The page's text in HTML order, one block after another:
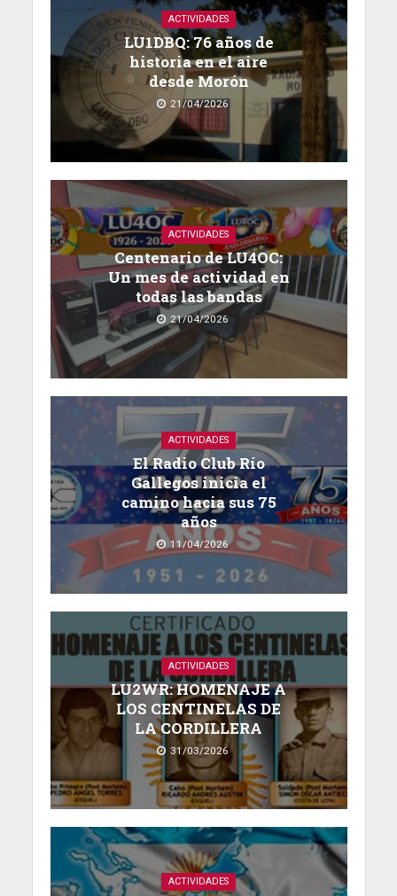
ACTIVIDADES
LU1DBQ: 76 años de
historia en el aire
desde Morón
21/04/2026
ACTIVIDADES
Centenario de LU4OC:
Un mes de actividad en
todas las bandas
21/04/2026
ACTIVIDADES
El Radio Club Río
Gallegos inicia el
camino hacia sus 75
años
11/04/2026
ACTIVIDADES
LU2WR: HOMENAJE A
LOS CENTINELAS DE
LA CORDILLERA
31/03/2026
ACTIVIDADES